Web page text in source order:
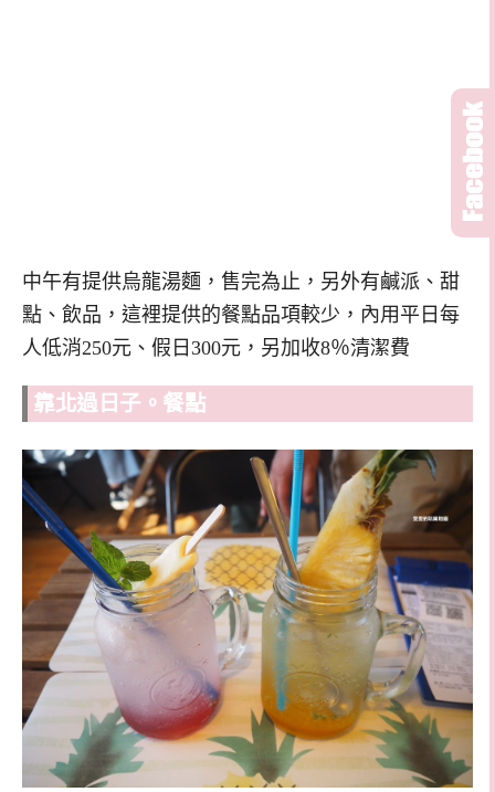
中午有提供烏龍湯麵，售完為止，另外有鹹派、甜
點、飲品，這裡提供的餐點品項較少，內用平日每
人低消250元、假日300元，另加收8％清潔費
靠北過日子。餐點